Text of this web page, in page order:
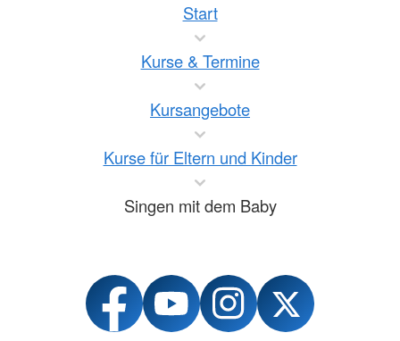
Start
Kurse & Termine
Kursangebote
Kurse für Eltern und Kinder
Singen mit dem Baby